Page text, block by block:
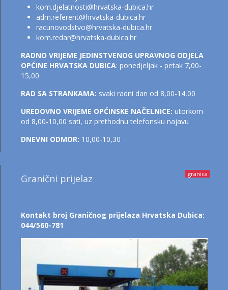
kom.djelatnosti@hrvatska-dubica.hr
adm.referent@hrvatska-dubica.hr
racunovodstvo@hrvatska-dubica.hr
kom.redar@hrvatska-dubica.hr
RADNO VRIJEME JEDINSTVENOG UPRAVNOG ODJELA
OPĆINE HRVATSKA DUBICA: ponedjeljak - petak 7,00-
15,00
RAD SA STRANKAMA: svaki radni dan od 8,00-14,00
UREDOVNO VRIJEME OPĆINSKE NAČELNICE: utorkom
od 8,00-10,00 sati, uz prethodnu telefonsku najavu
DNEVNI ODMOR: 10,00-10,30
granica
Granični prijelaz
Kontakt broj Graničnog prijelaza Hrvatska Dubica:
044/560-781